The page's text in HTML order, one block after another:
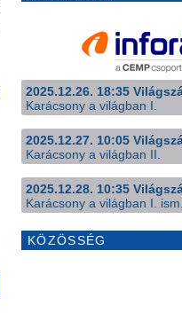
2025.12.26. 18:35
Karácsony a világban I.
2025.12.27. 10:05
Karácsony a világban II.
2025.12.28. 10:35
Karácsony a világban I. ism.
KÖZÖSSÉG